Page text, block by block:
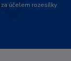
za účelem rozesílky